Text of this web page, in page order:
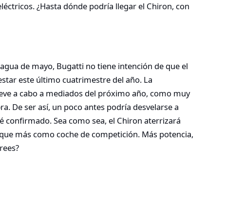
¿Hasta dónde podría llegar el Chiron, con
de mayo, Bugatti no tiene intención de que el
este último cuatrimestre del año. La
a cabo a mediados del próximo año, como muy
De ser así, un poco antes podría desvelarse a
Sea como sea, el Chiron aterrizará
más como coche de competición. Más potencia,